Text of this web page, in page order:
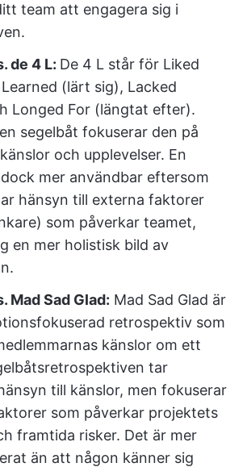
team att engagera sig i
de 4 L: De 4 L står för Liked
(lärt sig), Lacked
Longed For (längtat efter).
segelbåt fokuserar den på
och upplevelser. En
mer användbar eftersom
hänsyn till externa faktorer
som påverkar teamet,
en mer holistisk bild av
Mad Sad Glad: Mad Sad Glad är
retrospektiv som
känslor om ett
tar
till känslor, men fokuserar
som påverkar projektets
framtida risker. Det är mer
än att någon känner sig